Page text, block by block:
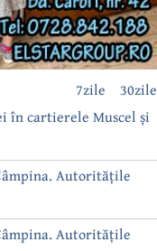
30zile
7zile
în cartierele Muscel și
Autoritățile
Autoritățile